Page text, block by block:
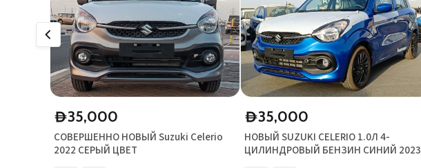
D35,000
СОВЕРШЕННО НОВЫЙ Suzuki Celerio
2022 СЕРЫЙ ЦВЕТ
D35,000
НОВЫЙ SUZUKI CELERIO 1.0Л 4-
ЦИЛИНДРОВЫЙ БЕНЗИН СИНИЙ 2023